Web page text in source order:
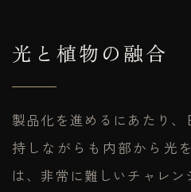
光と植物の融合
製品化を進めるにあたり
持しながらも内部から光
は、非常に難しいチャレ